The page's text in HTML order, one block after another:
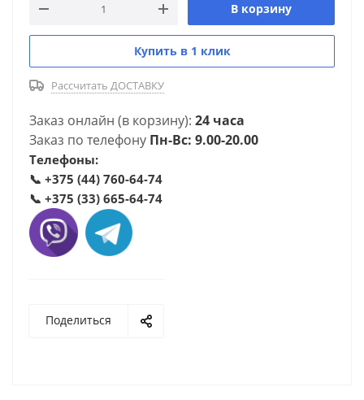
В корзину
Купить в 1 клик
Рассчитать ДОСТАВКУ
Заказ онлайн (в корзину): 24 часа
Заказ по телефону Пн-Вс: 9.00-20.00
Телефоны:
📞 +375 (44) 760-64-74
📞 +375 (33) 665-64-74
Поделиться